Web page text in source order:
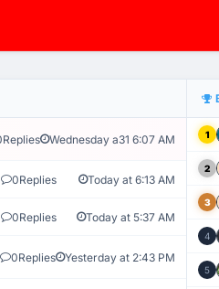
HỆ THỐNG GIÁM SÁT TỰ
Replies Wednesday a31 6:07 AM
0Replies Today at 6:13 AM
0Replies Today at 5:37 AM
0Replies Yesterday at 2:43 PM
1
2
3
4
5